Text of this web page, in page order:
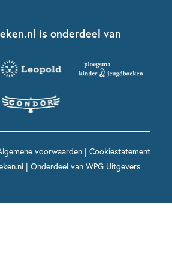
is onderdeel van
voorwaarden| Cookiestatement
| Onderdeel van WPG Uitgevers